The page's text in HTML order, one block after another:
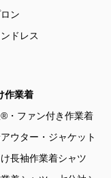
ン
ドレス
作業着
・ファン付き作業着
ウター・ジャケット
長袖作業着シャツ